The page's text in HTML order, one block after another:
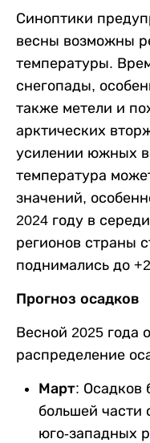
Синоптики
весны возможны
температуры.
снегопады,
также метели и
арктических
усилении южных
температура
значений,
2024 году в
регионов страны
поднимались до
Прогноз осадков
Весной 2025 года
распределение
Март: Осадков
большей части
юго-западных